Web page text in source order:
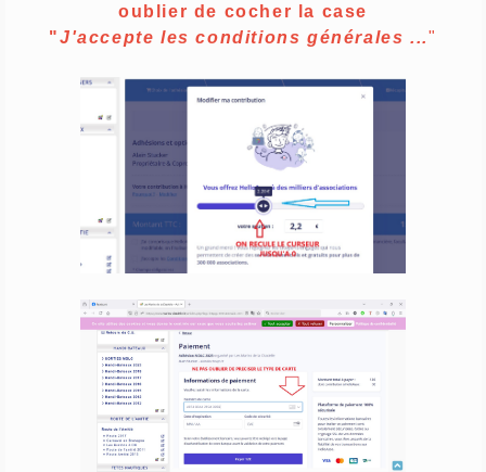
oublier de cocher la case
"J'accepte les conditions générales ..."